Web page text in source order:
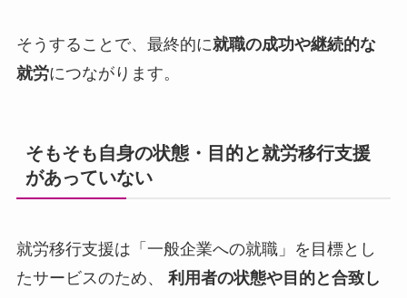
そうすることで、最終的に就職の成功や継続的な
就労につながります。
そもそも自身の状態・目的と就労移行支援
があっていない
就労移行支援は「一般企業への就職」を目標とし
たサービスのため、 利用者の状態や目的と合致し